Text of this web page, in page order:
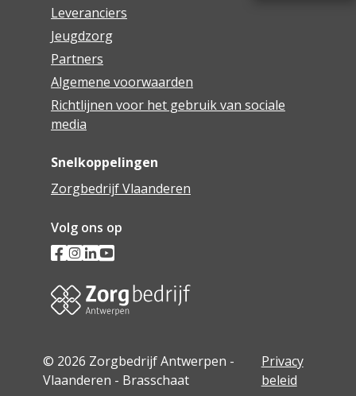
Leveranciers
Jeugdzorg
Partners
Algemene voorwaarden
Richtlijnen voor het gebruik van sociale
media
Snelkoppelingen
Zorgbedrijf Vlaanderen
Volg ons op
© 2026 Zorgbedrijf Antwerpen -
Vlaanderen - Brasschaat
Privacy
beleid